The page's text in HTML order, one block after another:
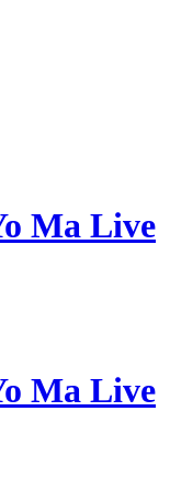
Ma Live
Ma Live